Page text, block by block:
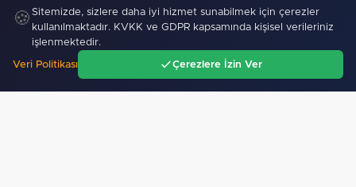
🍪 Sitemizde, sizlere daha iyi hizmet sunabilmek için çerezler
kullanılmaktadır. KVKK ve GDPR kapsamında kişisel verileriniz
işlenmektedir.
Veri Politikası Çerezlere İzin Ver
Gündem Ara Menü